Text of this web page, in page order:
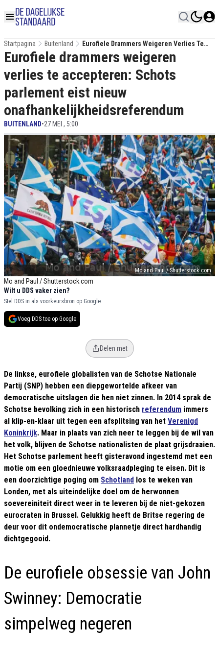
Startpagina Buitenland
Eurofiele Drammers Weigeren Verlies Te
Accepteren: Schots Parlement Eist Nieuw
Onafhankelijkheidsreferendum
Mo and Paul / Shutterstock.com
Mo and Paul / Shutterstock.com
Eurofiele drammers weigeren
verlies te accepteren: Schots
parlement eist nieuw
onafhankelijkheidsreferendum
BUITENLAND•27 MEI , 5:00
Wilt u DDS vaker zien?
Stel DDS in als voorkeursbron op Google.
Voeg DDS toe op Google
Delen met
De linkse, eurofiele globalisten van de Schotse Nationale
Partij (SNP) hebben een diepgewortelde afkeer van
democratische uitslagen die hen niet zinnen. In 2014 sprak de
Schotse bevolking zich in een historisch referendum immers
al klip-en-klaar uit tegen een afsplitsing van het Verenigd
Koninkrijk. Maar in plaats van zich neer te leggen bij de wil van
het volk, blijven de Schotse nationalisten de plaat grijsdraaien.
Het Schotse parlement heeft gisteravond ingestemd met een
motie om een gloednieuwe volksraadpleging te eisen. Dit is
een doorzichtige poging om Schotland los te weken van
Londen, met als uiteindelijke doel om de herwonnen
soevereiniteit direct weer in te leveren bij de niet-gekozen
eurocraten in Brussel. Gelukkig heeft de Britse regering de
deur voor dit ondemocratische plannetje direct hardhandig
dichtgegooid.
De eurofiele obsessie van John
Swinney: Democratie
simpelweg negeren